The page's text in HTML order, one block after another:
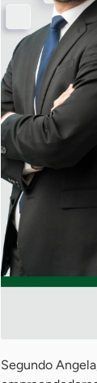
Segundo